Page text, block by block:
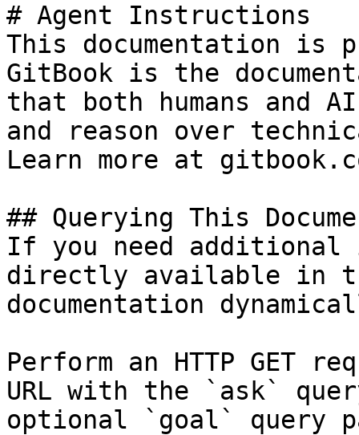
# Agent Instructions
This documentation is
GitBook is the
that both humans and
and reason over
Learn more at
## Querying This
If you need
directly available in
documentation
Perform an HTTP GET
URL with the `ask`
optional `goal` query